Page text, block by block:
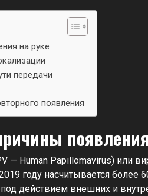
на руке
передачи
появления
— Human Papillomavirus) или
году насчитывается
под действием внешних и